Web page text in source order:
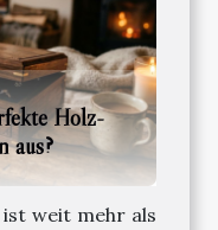
Holz-
aus?
weit mehr als